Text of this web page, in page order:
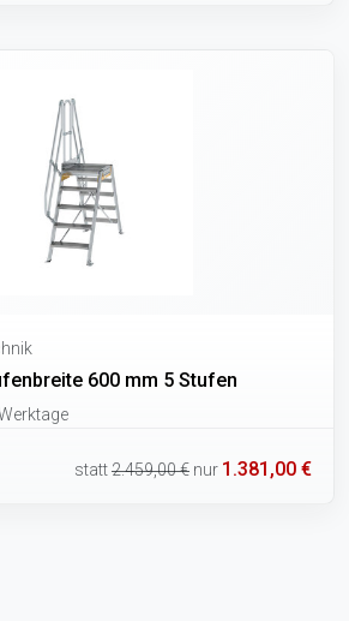
600 mm 5 Stufen
statt2.459,00 € nur 1.381,00 €